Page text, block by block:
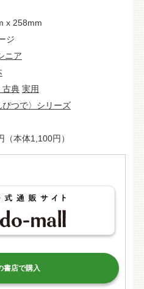
x 258mm
ジ
ニア
古典 実用
ぴつで〉シリーズ
（本体1,100円）
書店で購入